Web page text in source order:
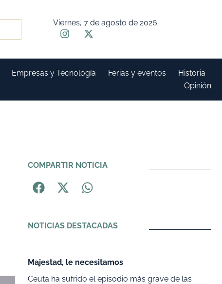
Viernes, 7 de agosto de 2026
Empresas y Tecnología Ferias y eventos
Historia
Opinión
COMPARTIR NOTICIA
NOTICIAS DESTACADAS
Majestad, le necesitamos
Ceuta ha sufrido el episodio más grave de las